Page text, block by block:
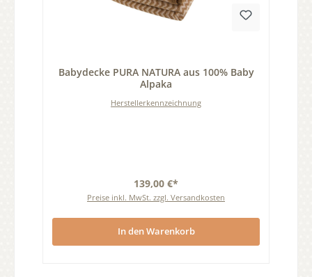
Babydecke PURA NATURA aus 100% Baby
Alpaka
Herstellerkennzeichnung
139,00 €*
Preise inkl. MwSt. zzgl. Versandkosten
In den Warenkorb